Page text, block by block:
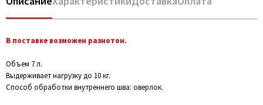
В поставке возможен разнотон.
Объем 7 л.
Выдерживает нагрузку до 10 кг.
Способ обработки внутреннего шва: оверлок.